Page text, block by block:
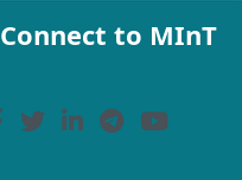
Connect to MInT